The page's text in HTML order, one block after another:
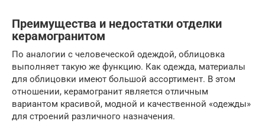
Преимущества и недостатки отделки
керамогранитом
По аналогии с человеческой одеждой, облицовка
выполняет такую же функцию. Как одежда, материалы
для облицовки имеют большой ассортимент. В этом
отношении, керамогранит является отличным
вариантом красивой, модной и качественной «одежды»
для строений различного назначения.